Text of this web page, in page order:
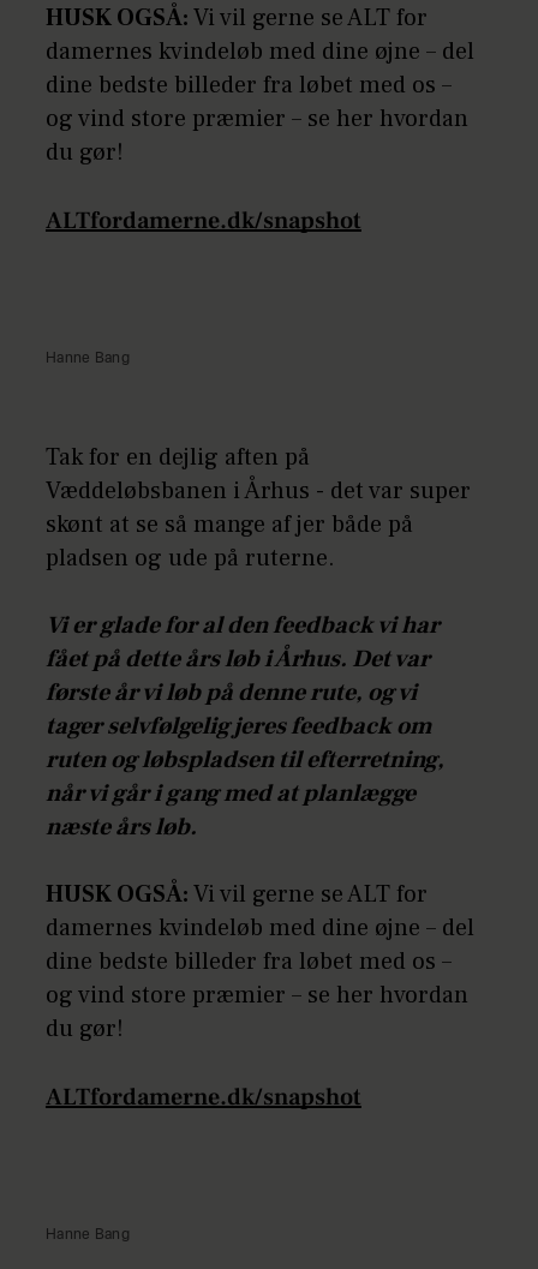
HUSK OGSÅ:Vi vil gerne se ALT for
damernes kvindeløb med dine øjne – del
dine bedste billeder fra løbet med os –
og vind store præmier – se her hvordan
du gør!
ALTfordamerne.dk/snapshot
Hanne Bang
Tak for en dejlig aften på
Væddeløbsbanen i Århus - det var super
skønt at se så mange af jer både på
pladsen og ude på ruterne.
Vi er glade for al den feedback vi har
fået på dette års løb i Århus. Det var
første år vi løb på denne rute, og vi
tager selvfølgelig jeres feedback om
ruten og løbspladsen til efterretning,
når vi går i gang med at planlægge
næste års løb.
HUSK OGSÅ:Vi vil gerne se ALT for
damernes kvindeløb med dine øjne – del
dine bedste billeder fra løbet med os –
og vind store præmier – se her hvordan
du gør!
ALTfordamerne.dk/snapshot
Hanne Bang